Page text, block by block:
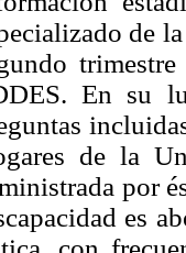
de
En su
de la
por
es